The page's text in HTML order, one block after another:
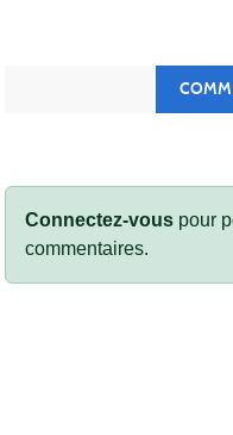
Connectez-vous pour
commentaires.